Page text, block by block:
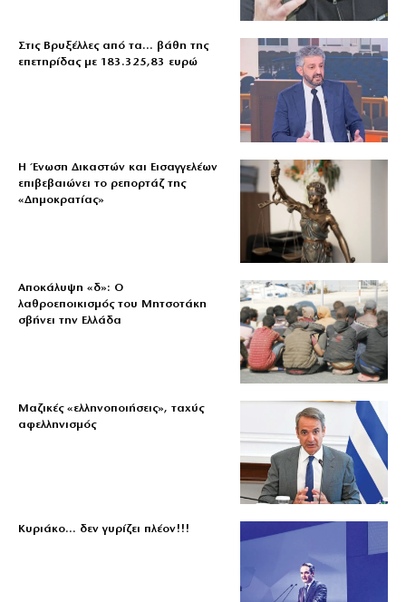
Στις Βρυξέλλες από τα… βάθη της
επετηρίδας με 183.325,83 ευρώ
Η Ένωση Δικαστών και Εισαγγελέων
επιβεβαιώνει το ρεπορτάζ της
«Δημοκρατίας»
Αποκάλυψη «δ»: Ο
λαθροεποικισμός του Μητσοτάκη
σβήνει την Ελλάδα
Μαζικές «ελληνοποιήσεις», ταχύς
αφελληνισμός
Κυριάκο… δεν γυρίζει πλέον!!!